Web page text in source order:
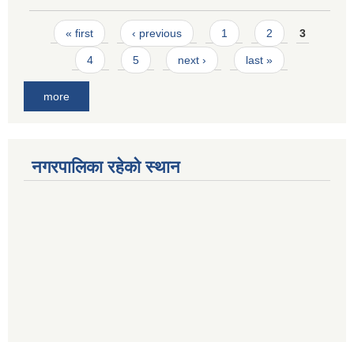
Pages
« first ‹ previous 1 2 3
4 5 next › last »
more
नगरपालिका रहेको स्थान